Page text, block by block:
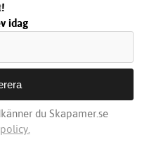
idag
du Skapamer.se